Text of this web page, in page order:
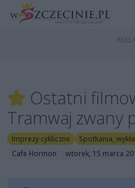
Ostatni
Tramwaj zwany
Imprezy cykliczne Spotkania,
Cafe Hormon
wtorek, 15 marca